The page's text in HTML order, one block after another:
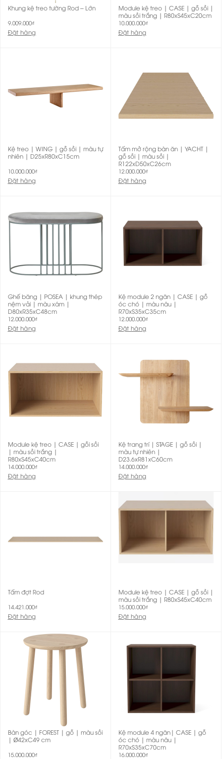
Khung kệ treo tường Rod – Lớn
9.009.000₫
Đặt hàng
Module kệ treo | CASE | gỗ sồi |
màu sồi trắng | R80xS45xC20cm
10.000.000₫
Đặt hàng
Kệ treo | WING | gỗ sồi | màu tự
nhiên | D25xR80xC15cm
10.000.000₫
Đặt hàng
Tấm mở rộng bàn ăn | YACHT |
gỗ sồi | màu sồi |
R122xD50xC26cm
12.000.000₫
Đặt hàng
Ghế băng | POSEA | khung thép
nệm vải | màu xám |
D80xR35xC48cm
12.000.000₫
Đặt hàng
Kệ module 2 ngăn | CASE | gỗ
óc chó | màu nâu |
R70xS35xC35cm
12.000.000₫
Đặt hàng
Module kệ treo | CASE | gỗi sồi
| màu sồi trắng |
R80xS45xC40cm
14.000.000₫
Đặt hàng
Kệ trang trí | STAGE | gỗ sồi |
màu tự nhiên |
D23.6xR81xC60cm
14.000.000₫
Đặt hàng
Tấm đợt Rod
14.421.000₫
Đặt hàng
Module kệ treo | CASE | gỗ sồi |
màu sồi trắng | R80xS45xC40cm
15.000.000₫
Đặt hàng
Bàn góc | FOREST | gỗ | màu sồi
| Ø42xC49 cm
15.000.000₫
Kệ module 4 ngăn| CASE | gỗ
óc chó | màu nâu |
R70xS35xC70cm
16.000.000₫